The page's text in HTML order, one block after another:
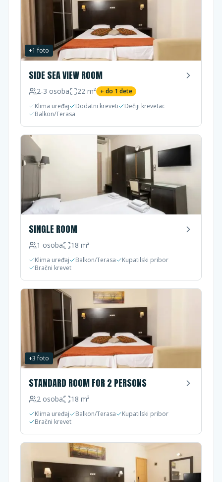
+1 foto
SIDE SEA VIEW ROOM
2-3 osoba 22 m² + do 1 dete
Klima uređaj
Dodatni kreveti
Dečiji krevetac
Balkon/Terasa
SINGLE ROOM
1 osoba 18 m²
Klima uređaj Balkon/Terasa
Kupatilski pribor
Bračni krevet
+3foto
STANDARD ROOM FOR 2 PERSONS
2 osoba 18 m²
Klima uređaj Balkon/Terasa
Kupatilski pribor
Bračni krevet